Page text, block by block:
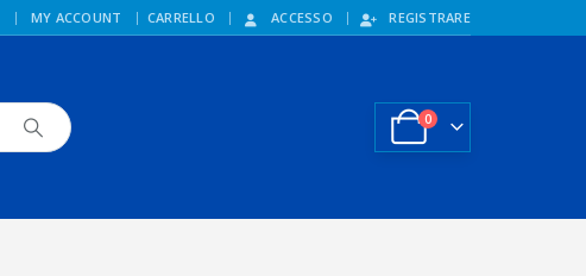
| MY ACCOUNT CARRELLO ACCESSO REGISTRARE
0